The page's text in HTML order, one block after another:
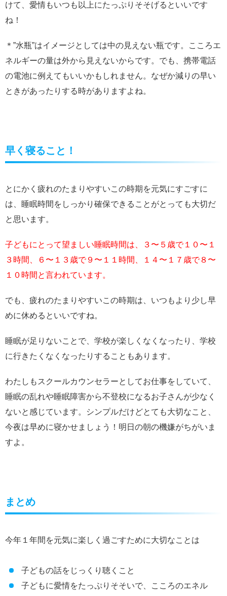
けて、愛情もいつも以上にたっぷりそそげるといいです
ね！
＊”水瓶”はイメージとしては中の見えない瓶です。こころエ
ネルギーの量は外から見えないからです。でも、携帯電話
の電池に例えてもいいかもしれません。なぜか減りの早い
ときがあったりする時がありますよね。
早く寝ること！
とにかく疲れのたまりやすいこの時期を元気にすごすに
は、睡眠時間をしっかり確保できることがとっても大切だ
と思います。
子どもにとって望ましい睡眠時間は、３〜５歳で１０〜１
３時間、６〜１３歳で９〜１１時間、１４〜１７歳で８〜
１０時間と言われています。
でも、疲れのたまりやすいこの時期は、いつもより少し早
めに休めるといいですね。
睡眠が足りないことで、学校が楽しくなくなったり、学校
に行きたくなくなったりすることもあります。
わたしもスクールカウンセラーとしてお仕事をしていて、
睡眠の乱れや睡眠障害から不登校になるお子さんが少なく
ないと感じています。シンプルだけどとても大切なこと、
今夜は早めに寝かせましょう！明日の朝の機嫌がちがいま
すよ。
まとめ
今年１年間を元気に楽しく過ごすために大切なことは
子どもの話をじっくり聴くこと
子どもに愛情をたっぷりそそいで、こころのエネル